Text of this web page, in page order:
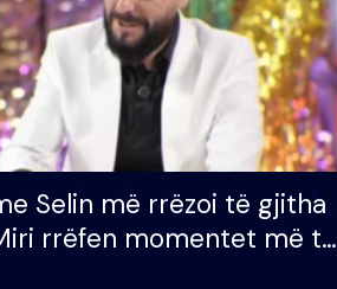
Selin më rrëzoi të gjitha
rrëfen momentet më të